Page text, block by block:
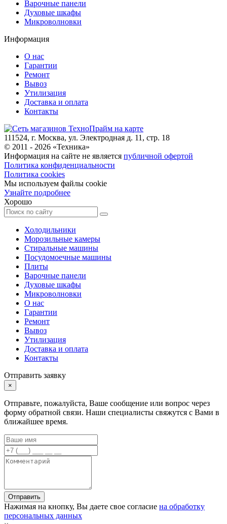
Варочные панели
Духовые шкафы
Микроволновки
Информация
О нас
Гарантии
Ремонт
Вывоз
Утилизация
Доставка и оплата
Контакты
111524, г. Москва, ул. Электродная д. 11, стр. 18
© 2011 - 2026 «Техника»
Информация на сайте не является публичной офертой
Политика конфиденциальности
Политика cookies
Мы используем файлы cookie
Узнайте подробнее
Хорошо
Холодильники
Морозильные камеры
Стиральные машины
Посудомоечные машины
Плиты
Варочные панели
Духовые шкафы
Микроволновки
О нас
Гарантии
Ремонт
Вывоз
Утилизация
Доставка и оплата
Контакты
Отправить заявку
×
Отправьте, пожалуйста, Ваше сообщение или вопрос через
форму обратной связи. Наши специалисты свяжутся с Вами в
ближайшее время.
Отправить
Нажимая на кнопку, Вы даете свое согласие на обработку
персональных данных